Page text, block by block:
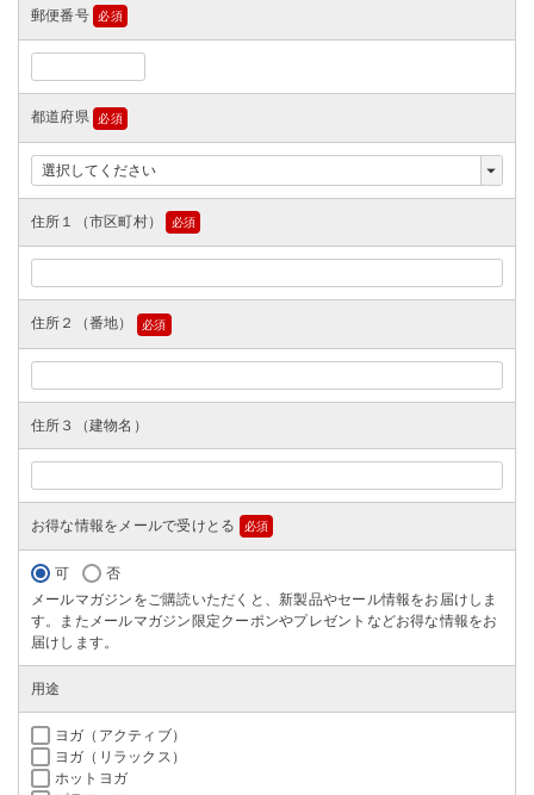
郵便番号
(必
須)
都道府県
須)
住所１（市区町村）
(必
須)
住所２（番地）
須)
住所３（建物名）
お得な情報をメールで受けとる
(必
可
否
メールマガジンをご購読いただくと、新製品やセール情報をお届けしま
す。またメールマガジン限定クーポンやプレゼントなどお得な情報をお
届けします。
用途
ヨガ（アクティブ）
ヨガ（リラックス）
ホットヨガ